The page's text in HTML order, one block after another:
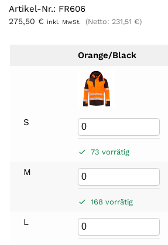
Artikel-Nr.: FR606
275,50 € inkl. MwSt. (Netto: 231,51 €)
Orange/Black
S
73 vorrätig
M
168 vorrätig
L